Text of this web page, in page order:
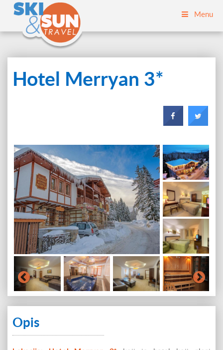
Menu
Hotel Merryan 3*
Opis